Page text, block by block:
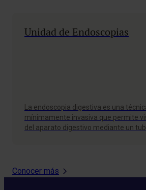
Unidad de Endoscopias
La endoscopia digestiva es una
mínimamente invasiva que permite
del aparato digestivo mediante un
Conocer más